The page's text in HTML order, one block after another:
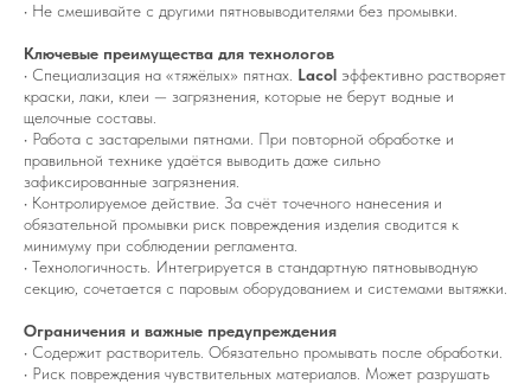
• Не смешивайте с другими пятновыводителями без промывки.
Ключевые преимущества для технологов
• Специализация на «тяжёлых» пятнах. Lacol эффективно растворяет
краски, лаки, клеи — загрязнения, которые не берут водные и
щелочные составы.
• Работа с застарелыми пятнами. При повторной обработке и
правильной технике удаётся выводить даже сильно
зафиксированные загрязнения.
• Контролируемое действие. За счёт точечного нанесения и
обязательной промывки риск повреждения изделия сводится к
минимуму при соблюдении регламента.
• Технологичность. Интегрируется в стандартную пятновыводную
секцию, сочетается с паровым оборудованием и системами вытяжки.
Ограничения и важные предупреждения
• Содержит растворитель. Обязательно промывать после обработки.
• Риск повреждения чувствительных материалов. Может разрушать